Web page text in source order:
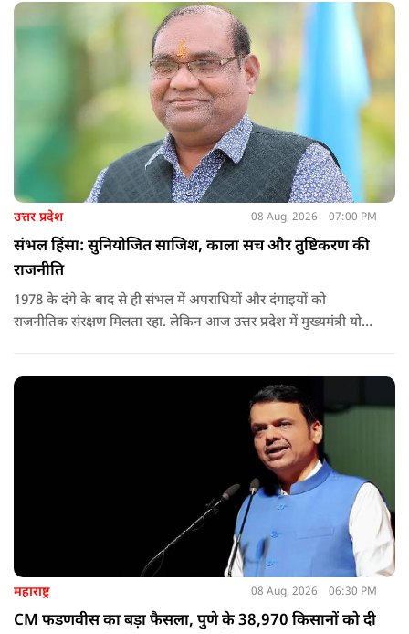
उत्तर प्रदेश 08 Aug, 2026 07:00 PM
संभल हिंसा: सुनियोजित साजिश, काला सच और तुष्टिकरण की
राजनीति
1978 के दंगे के बाद से ही संभल में अपराधियों और दंगाइयों को
राजनीतिक संरक्षण मिलता रहा. लेकिन आज उत्तर प्रदेश में मुख्यमंत्री योगी
नेता या सांसद क्यों न हो, यदि वह राज्य की शांति और सुरक्षा से खिलवाड़
महाराष्ट्र 08 Aug, 2026 06:30 PM
CM फडणवीस का बड़ा फैसला, पुणे के 38,970 किसानों को दी